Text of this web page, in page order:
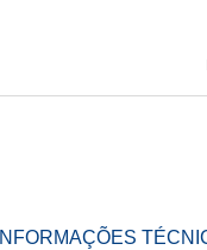
INFORMAÇÕES